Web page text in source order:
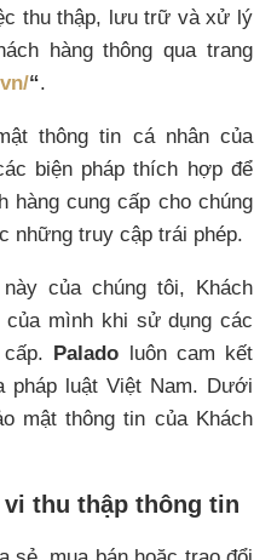
thu thập, lưu trữ và xử lý
hàng thông qua trang
“.
thông tin cá nhân của
biện pháp thích hợp để
hàng cung cấp cho chúng
những truy cập trái phép.
của chúng tôi, Khách
mình khi sử dụng các
Palado luôn cam kết
pháp luật Việt Nam. Dưới
mật thông tin của Khách
thu thập thông tin